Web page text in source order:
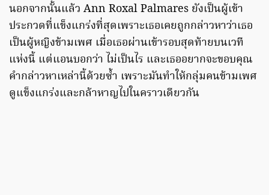
นอกจากนั้นแล้ว Ann Roxal Palmares ยังเป็นผู้เข้า
ประกวดที่แข็งแกร่งที่สุดเพราะเธอเคยถูกกล่าวหาว่าเธอ
เป็นผู้หญิงข้ามเพศ เมื่อเธอผ่านเข้ารอบสุดท้ายบนเวที
แห่งนี้ แต่แอนบอกว่า ไม่เป็นไร และเธออยากจะขอบคุณ
คำกล่าวหาเหล่านี้ด้วยซ้ำ เพราะมันทำให้กลุ่มคนข้ามเพศ
ดูแข็งแกร่งและกล้าหาญไปในคราวเดียวกัน